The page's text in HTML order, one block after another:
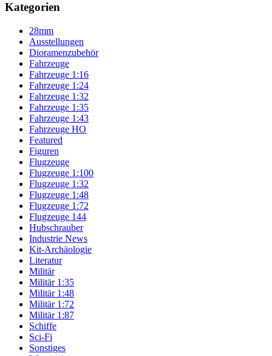
Kategorien
28mm
Ausstellungen
Dioramenzubehör
Fahrzeuge
Fahrzeuge 1:16
Fahrzeuge 1:24
Fahrzeuge 1:32
Fahrzeuge 1:35
Fahrzeuge 1:43
Fahrzeuge HO
Featured
Figuren
Flugzeuge
Flugzeuge 1:100
Flugzeuge 1:32
Flugzeuge 1:48
Flugzeuge 1:72
Flugzeuge 144
Hubschrauber
Industrie News
Kit-Archäologie
Literatur
Militär
Militär 1:35
Militär 1:48
Militär 1:72
Militär 1:87
Schiffe
Sci-Fi
Sonstiges